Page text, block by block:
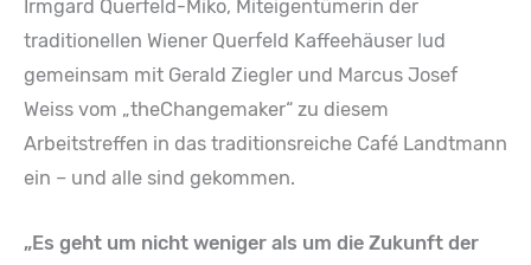
Irmgard Querfeld-Miko, Miteigentümerin der
traditionellen Wiener Querfeld Kaffeehäuser lud
gemeinsam mit Gerald Ziegler und Marcus Josef
Weiss vom „theChangemaker“ zu diesem
Arbeitstreffen in das traditionsreiche Café Landtmann
ein – und alle sind gekommen.
„Es geht um nicht weniger als um die Zukunft der